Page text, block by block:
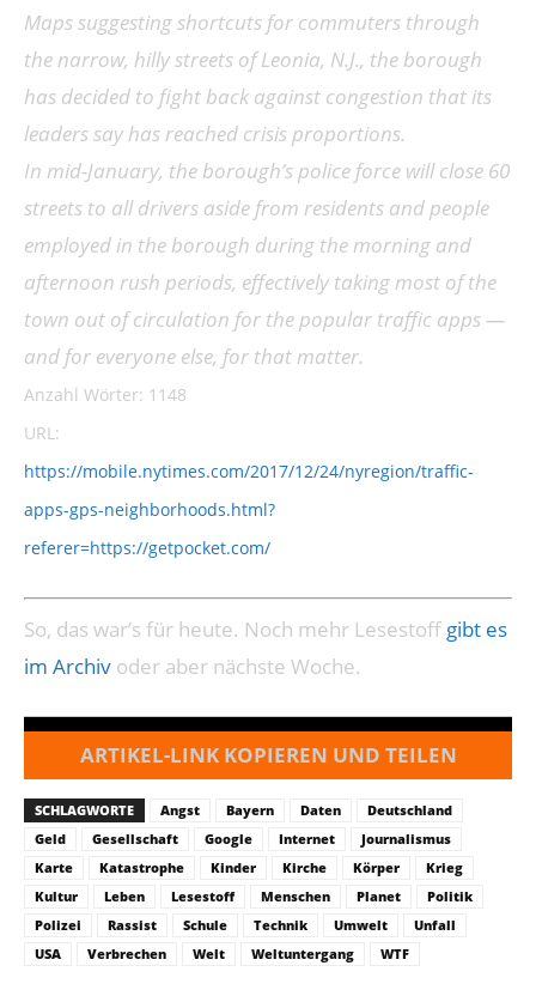
Maps suggesting shortcuts for commuters through
the narrow, hilly streets of Leonia, N.J., the borough
has decided to fight back against congestion that its
leaders say has reached crisis proportions.
In mid-January, the borough’s police force will close 60
streets to all drivers aside from residents and people
employed in the borough during the morning and
afternoon rush periods, effectively taking most of the
town out of circulation for the popular traffic apps —
and for everyone else, for that matter.
Anzahl Wörter: 1148
URL:
https://mobile.nytimes.com/2017/12/24/nyregion/traffic-
apps-gps-neighborhoods.html?
referer=https://getpocket.com/
So, das war’s für heute. Noch mehr Lesestoff gibt es
im Archiv oder aber nächste Woche.
ARTIKEL-LINK KOPIEREN UND TEILEN
SCHLAGWORTE Angst Bayern Daten
Deutschland
Geld
Gesellschaft Google Internet
Journalismus
Karte
Katastrophe Kinder Kirche Körper
Krieg
Kultur
Leben Lesestoff Menschen Planet
Politik
Polizei
Rassist Schule Technik Umwelt
Unfall
USA
Verbrechen Welt Weltuntergang WTF